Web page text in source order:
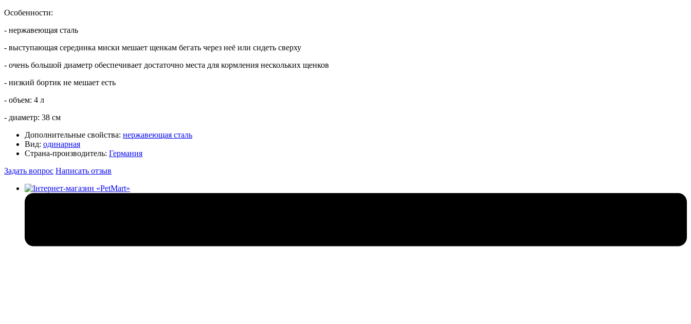
Особенности:
- нержавеющая сталь
- выступающая серединка миски мешает щенкам бегать через неё или сидеть сверху
- очень большой диаметр обеспечивает достаточно места для кормления нескольких щенков
- низкий бортик не мешает есть
- объем: 4 л
- диаметр: 38 см
Дополнительные свойства: нержавеющая сталь
Вид: одинарная
Страна-производитель: Германия
Задать вопрос Написать отзыв